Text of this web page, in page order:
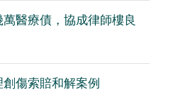
醫療債，協成律師樓良
傷索賠和解案例